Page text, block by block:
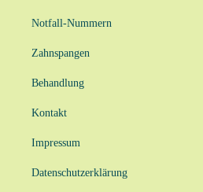
Notfall-Nummern
Zahnspangen
Behandlung
Kontakt
Impressum
Datenschutzerklärung